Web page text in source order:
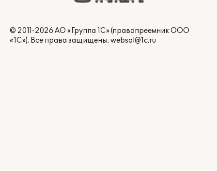
© 2011-2026 АО «Группа 1С» (правопреемник ООО
«1С»). Все права защищены. websol@1c.ru